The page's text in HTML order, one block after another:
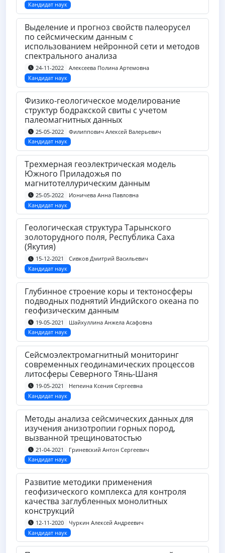
Кандидат наук
Выделение и прогноз свойств палеорусел
по сейсмическим данным с
использованием нейронной сети и методов
спектрального анализа
24-11-2022
Алексеева Полина Артемовна
Кандидат наук
Физико-геологическое моделирование
структур бодракской свиты с учетом
палеомагнитных данных
25-05-2022
Филиппович Алексей Валерьевич
Кандидат наук
Трехмерная геоэлектрическая модель
Южного Приладожья по
магнитотеллурическим данным
25-05-2022
Ионичева Анна Павловна
Кандидат наук
Геологическая структура Тарынского
золоторудного поля, Республика Саха
(Якутия)
15-12-2021
Сивков Дмитрий Васильевич
Кандидат наук
Глубинное строение коры и тектоносферы
подводных поднятий Индийского океана по
геофизическим данным
19-05-2021
Шайхуллина Анжела Асафовна
Кандидат наук
Сейсмоэлектромагнитный мониторинг
современных геодинамических процессов
литосферы Северного Тянь-Шаня
19-05-2021
Непеина Ксения Сергеевна
Кандидат наук
Методы анализа сейсмических данных для
изучения анизотропии горных пород,
вызванной трещиноватостью
21-04-2021
Гриневский Антон Сергеевич
Кандидат наук
Развитие методики применения
геофизического комплекса для контроля
качества заглубленных монолитных
конструкций
12-11-2020
Чуркин Алексей Андреевич
Кандидат наук